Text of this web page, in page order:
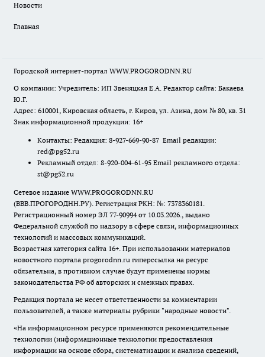
Новости
Главная
Городской интернет-портал WWW.PROGORODNN.RU
О компании: Учредитель: ИП Звеняцкая Е.А. Редактор сайта: Бакаева
Ю.Г.
Адрес: 610001, Кировская область, г. Киров, ул. Азина, дом № 80, кв. 31
Знак информационной продукции: 16+
Контакты: Редакция: 8-927-669-90-87 Email редакции:
red@pg52.ru
Рекламный отдел: 8-920-004-61-95 Email рекламного отдела:
st@pg52.ru
Сетевое издание WWW.PROGORODNN.RU
(ВВВ.ПРОГОРОДНН.РУ). Регистрация РКН: №: 7378360181.
Регистрационный номер ЭЛ 77-90994 от 10.03.2026., выдано
Федеральной службой по надзору в сфере связи, информационных
технологий и массовых коммуникаций.
Возрастная категория сайта 16+. При использовании материалов
новостного портала progorodnn.ru гиперссылка на ресурс
обязательна, в противном случае будут применены нормы
законодательства РФ об авторских и смежных правах.
Редакция портала не несет ответственности за комментарии
пользователей, а также материалы рубрики "народные новости".
«На информационном ресурсе применяются рекомендательные
технологии (информационные технологии предоставления
информации на основе сбора, систематизации и анализа сведений,